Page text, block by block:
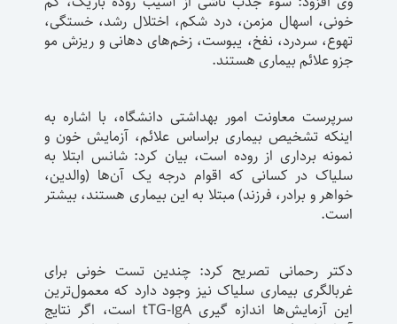
خونی، اسهال مزمن، درد شکم، اختلال رشد، خستگی،
تهوع، سردرد، نفخ، یبوست، زخم‌های دهانی و ریزش مو
جزو علائم بیماری هستند.
سرپرست معاونت امور بهداشتی دانشگاه، با اشاره به
اینکه تشخیص بیماری براساس علائم، آزمایش خون و
نمونه برداری از روده است، بیان کرد: شانس ابتلا به
سلیاک در کسانی که اقوام درجه یک آن‌ها (والدین،
خواهر و برادر، فرزند) مبتلا به این بیماری هستند، بیشتر
است.
دکتر رحمانی تصریح کرد: چندین تست خونی برای
غربالگری بیماری سلیاک نیز وجود دارد که معمول‌ترین
این آزمایش‌ها اندازه گیری tTG-IgA است، اگر نتایج